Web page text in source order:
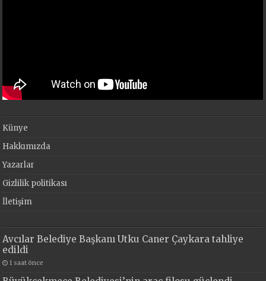
Künye
Hakkımızda
Yazarlar
Gizlilik politikası
İletişim
Avcılar Belediye Başkanı Utku Caner Çaykara tahliye
edildi
1 saat önce